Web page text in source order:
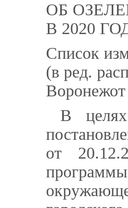
ОБ
В 2020
Список
(в ред.
В
от